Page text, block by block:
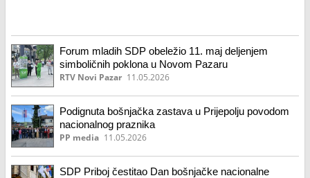
Forum mladih SDP obeležio 11. maj deljenjem
simboličnih poklona u Novom Pazaru
RTV Novi Pazar 11.05.2026
Podignuta bošnjačka zastava u Prijepolju povodom
nacionalnog praznika
PP media 11.05.2026
SDP Priboj čestitao Dan bošnjačke nacionalne